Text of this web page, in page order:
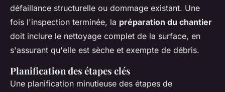
défaillance structurelle ou dommage existant. Une
fois l'inspection terminée, la préparation du chantier
doit inclure le nettoyage complet de la surface, en
s'assurant qu'elle est sèche et exempte de débris.
Planification des étapes clés
Une planification minutieuse des étapes de